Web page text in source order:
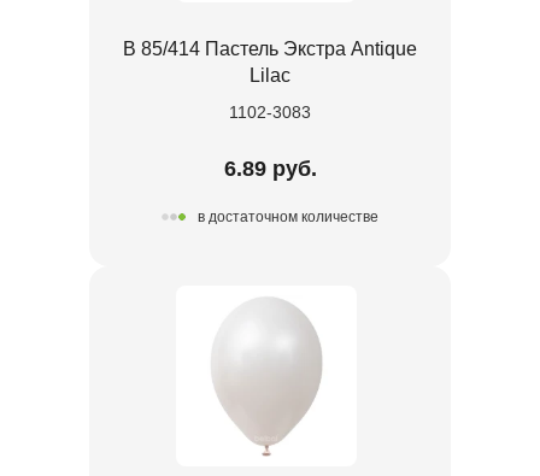
В 85/414 Пастель Экстра Antique
Lilac
1102-3083
6.89 руб.
в достаточном количестве